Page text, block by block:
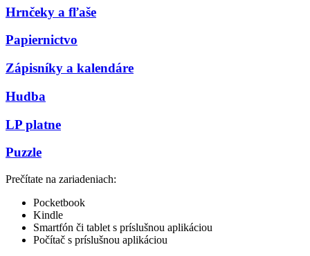
Hrnčeky a fľaše
Papiernictvo
Zápisníky a kalendáre
Hudba
LP platne
Puzzle
Prečítate na zariadeniach:
Pocketbook
Kindle
Smartfón či tablet s príslušnou aplikáciou
Počítač s príslušnou aplikáciou